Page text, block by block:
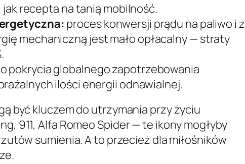
jak recepta na tanią mobilność.
proces konwersji prądu na paliwo i z
mechaniczną jest mało opłacalny — straty
pokrycia globalnego zapotrzebowania
ilości energii odnawialnej.
być kluczem do utrzymania przy życiu
911, Alfa Romeo Spider — te ikony mogłyby
sumienia. A to przecież dla miłośników